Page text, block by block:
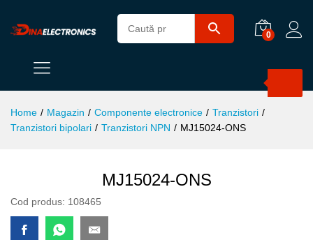
0
Home / Magazin / Componente electronice / Tranzistori /
Tranzistori bipolari / Tranzistori NPN / MJ15024-ONS
MJ15024-ONS
Cod produs: 108465